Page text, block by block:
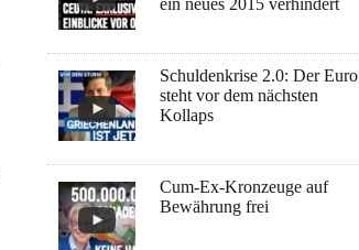
Schuldenkrise 2.0: Der Euro
steht vor dem nächsten
Kollaps
Cum-Ex-Kronzeuge auf
Bewährung frei